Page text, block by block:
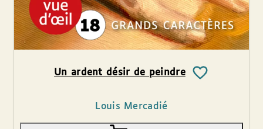
Un ardent désir de peindre
Louis Mercadié